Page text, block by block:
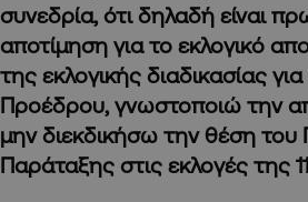
συνεδρία, ότι δηλαδή είναι
αποτίμηση για το εκλογικό
της εκλογικής διαδικασίας
Προέδρου, γνωστοποιώ την
μην διεκδικήσω την θέση
Παράταξης στις εκλογές της